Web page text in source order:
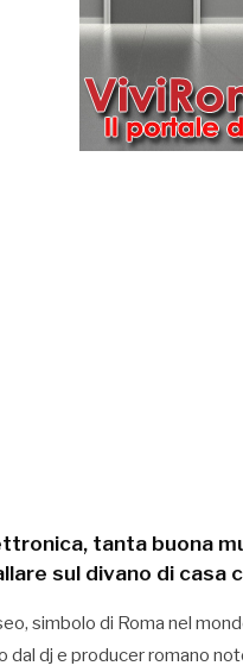
tanta buona
sul divano di casa
simbolo di Roma nel
dal dj e producer romano